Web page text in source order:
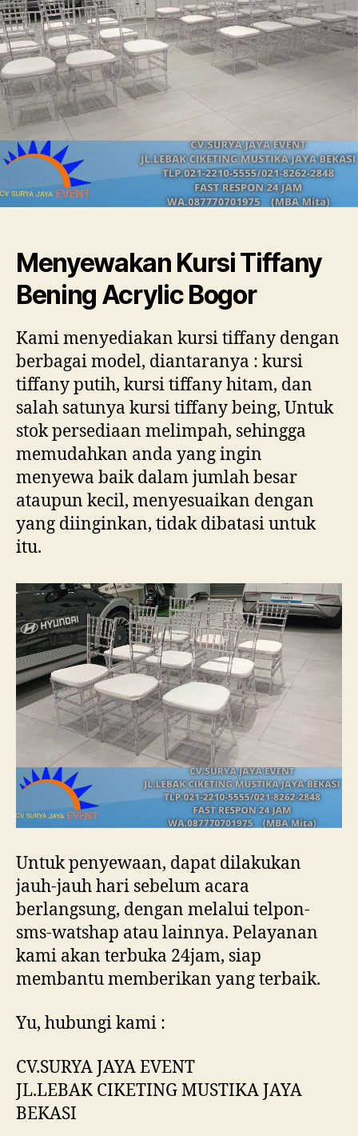
Menyewakan Kursi Tiffany
Bening Acrylic Bogor
Kami menyediakan kursi tiffany dengan
berbagai model, diantaranya : kursi
tiffany putih, kursi tiffany hitam, dan
salah satunya kursi tiffany being, Untuk
stok persediaan melimpah, sehingga
memudahkan anda yang ingin
menyewa baik dalam jumlah besar
ataupun kecil, menyesuaikan dengan
yang diinginkan, tidak dibatasi untuk
itu.
Untuk penyewaan, dapat dilakukan
jauh-jauh hari sebelum acara
berlangsung, dengan melalui telpon-
sms-watshap atau lainnya. Pelayanan
kami akan terbuka 24jam, siap
membantu memberikan yang terbaik.
Yu, hubungi kami :
CV.SURYA JAYA EVENT
JL.LEBAK CIKETING MUSTIKA JAYA
BEKASI